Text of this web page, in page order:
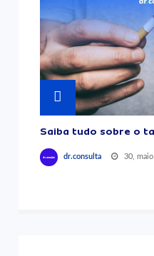
Saiba tudo sobre o
dr.consulta 30,